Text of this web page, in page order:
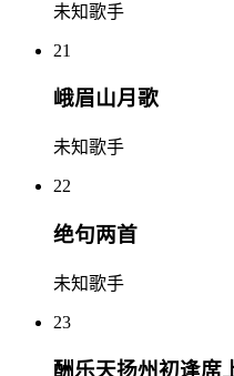
未知歌手
21
峨眉山月歌
未知歌手
22
绝句两首
未知歌手
23
酬乐天扬州初逢席